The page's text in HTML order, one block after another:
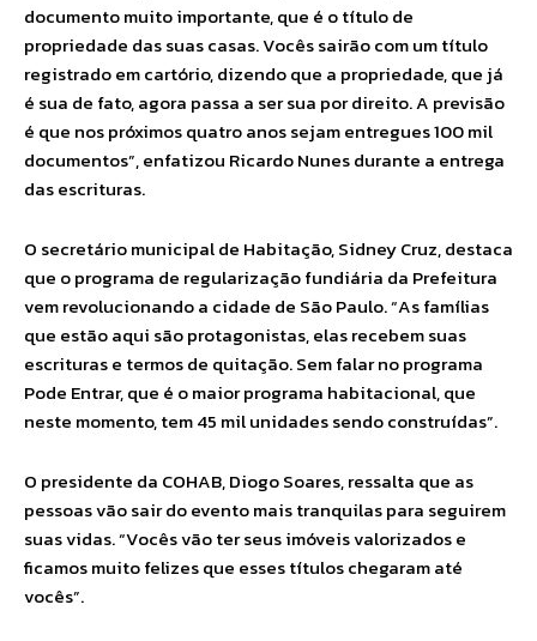
documento muito importante, que é o título de
propriedade das suas casas. Vocês sairão com um título
registrado em cartório, dizendo que a propriedade, que já
é sua de fato, agora passa a ser sua por direito. A previsão
é que nos próximos quatro anos sejam entregues 100 mil
documentos”, enfatizou Ricardo Nunes durante a entrega
das escrituras.
O secretário municipal de Habitação, Sidney Cruz, destaca
que o programa de regularização fundiária da Prefeitura
vem revolucionando a cidade de São Paulo. “As famílias
que estão aqui são protagonistas, elas recebem suas
escrituras e termos de quitação. Sem falar no programa
Pode Entrar, que é o maior programa habitacional, que
neste momento, tem 45 mil unidades sendo construídas”.
O presidente da COHAB, Diogo Soares, ressalta que as
pessoas vão sair do evento mais tranquilas para seguirem
suas vidas. “Vocês vão ter seus imóveis valorizados e
ficamos muito felizes que esses títulos chegaram até
vocês”.